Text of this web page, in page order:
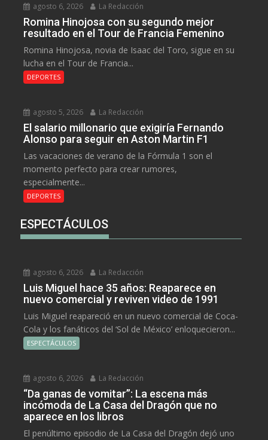
agosto 6, 2026 La Redacción
Romina Hinojosa con su segundo mejor
resultado en el Tour de Francia Femenino
Romina Hinojosa, novia de Isaac del Toro, sigue en su
lucha en el Tour de Francia...
DEPORTES
agosto 5, 2026 La Redacción
El salario millonario que exigiría Fernando
Alonso para seguir en Aston Martin F1
Las vacaciones de verano de la Fórmula 1 son el
momento perfecto para crear rumores,
especialmente...
DEPORTES
ESPECTÁCULOS
agosto 6, 2026 La Redacción
Luis Miguel hace 35 años: Reaparece en
nuevo comercial y reviven video de 1991
Luis Miguel reapareció en un nuevo comercial de Coca-
Cola y los fanáticos del ‘Sol de México’ enloquecieron...
ESPECTÁCULOS
agosto 6, 2026 La Redacción
“Da ganas de vomitar”: La escena más
incómoda de La Casa del Dragón que no
aparece en los libros
El penúltimo episodio de La Casa del Dragón dejó uno